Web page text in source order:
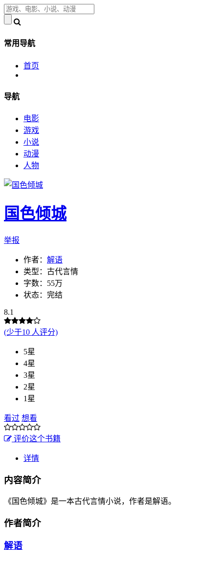
常用导航
首页
导航
电影
游戏
小说
动漫
人物
国色倾城
举报
作者： 解语
类型：古代言情
字数：55万
状态：完结
8.1
(少于10 人评分)
5星
4星
3星
2星
1星
看过 想看
评价这个书籍
详情
内容简介
《国色倾城》是一本古代言情小说，作者是解语。
作者简介
解语